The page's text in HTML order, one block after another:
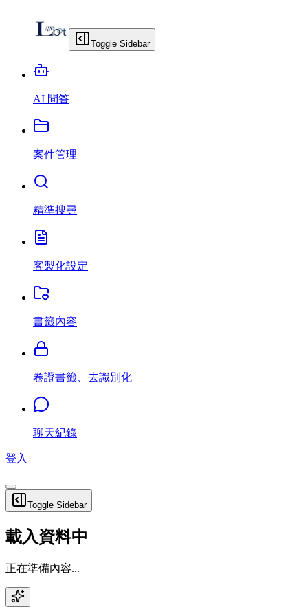
Toggle Sidebar
AI 問答
案件管理
精準搜尋
客製化設定
書籤內容
卷證書籤、去識別化
聊天紀錄
登入
Toggle Sidebar
載入資料中
正在準備內容...